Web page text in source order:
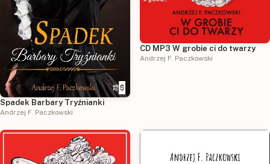
Spadek Barbary Tryźnianki
Andrzej F. Paczkowski
CD MP3 W grobie ci do twarzy
Andrzej F. Paczkowski